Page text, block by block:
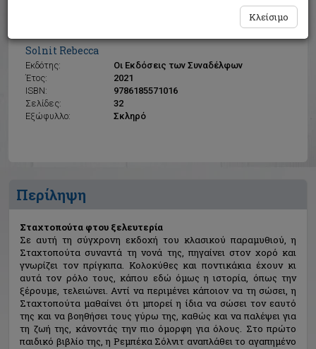
Solnit Rebecca
Εκδότης:
Οι Εκδόσεις των Συναδέλφων
Έτος:
2021
ISBN:
9786185571016
Σελίδες:
32
Εξώφυλλο:
Σκληρό
Περίληψη
Σταχτοπούτα φτου ξελευτερία
Σε αυτή τη σύγχρονη εκδοχή του κλασικού παραμυθιού, η
Σταχτοπούτα συναντά τη νονά της, πηγαίνει στον χορό και
γνωρίζει τον πρίγκιπα. Κολοκύθες και ποντικάκια έχουν κι
αυτά τον ρόλο τους, κάπου εδώ όμως η ιστορία, όπως την
ξέρουμε, τελειώνει. Αντί να περιμένει κάποιον να τη σώσει, η
Σταχτοπούτα μαθαίνει ότι μπορεί η ίδια να σώσει τον εαυτό
της και να βοηθήσει τους γύρω της, καθώς και να παλέψει για
τη ζωή της, κάνοντάς την πιο όμορφη για όλους. Στο πρώτο
παιδικό βιβλίο της, η Ρεμπέκα Σόλνιτ αναπλάθει το αγαπημένο
Κλείσιμο